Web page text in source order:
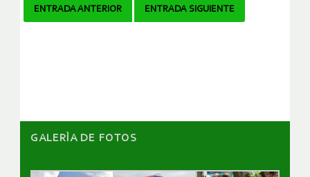
Navegador
ENTRADA ANTERIOR ENTRADA SIGUIENTE
GALERÌA DE FOTOS